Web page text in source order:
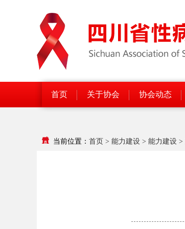
首页 关于协会 协会动态
当前位置： 首页 > 能力建设 > 能力建设 >